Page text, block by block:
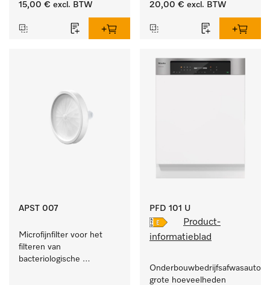
15,00 € excl. BTW
20,00 € excl. BTW
APST 007
Microfijnfilter voor het
filteren van
bacteriologische
PFD 101 U
Product-
informatieblad
grote hoeveelheden